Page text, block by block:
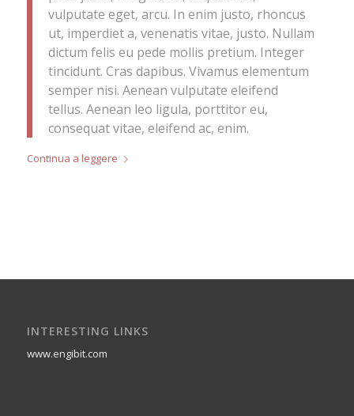
vulputate eget, arcu. In enim justo, rhoncus
ut, imperdiet a, venenatis vitae, justo. Nullam
dictum felis eu pede mollis pretium. Integer
tincidunt. Cras dapibus. Vivamus elementum
semper nisi. Aenean vulputate eleifend
tellus. Aenean leo ligula, porttitor eu,
consequat vitae, eleifend ac, enim.
Continua a leggere
INTERESTING LINKS
www.engibit.com